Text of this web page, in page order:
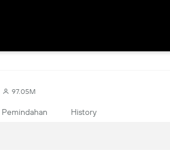
97.05M
Pemindahan History